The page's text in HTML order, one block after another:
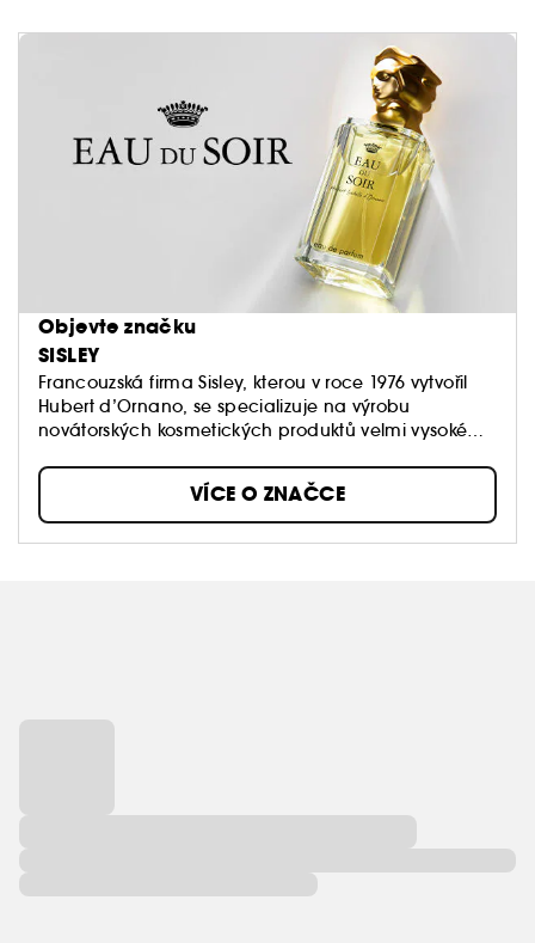
Objevte značku
SISLEY
Francouzská firma Sisley, kterou v roce 1976 vytvořil
Hubert d’Ornano, se specializuje na výrobu
novátorských kosmetických produktů velmi vysoké
aromaterapii. Jedná se především o používání
přírodních výtažků z rostlin a esenciálních olejů v
pečujících produktech tak, aby byly na pokožce
zaručeny viditelné a okamžité výsledky.
VÍCE O ZNAČCE